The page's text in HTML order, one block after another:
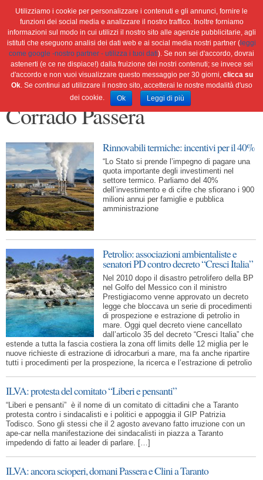
Home Ambiente Attualità
Cultura e società
Green economy
Salute Scienza&tec
Libri
Blog
Viaggi
Corrado Passera
Rinnovabili termiche: incentivi per il 40%
“Lo Stato si prende l’impegno di pagare una
quota importante degli investimenti nel
settore termico. Parliamo del 40%
dell’investimento e di cifre che sfiorano i 900
milioni annui per famiglie e pubblica
amministrazione
Petrolio: associazioni ambientaliste e
senatori PD contro decreto “Cresci Italia”
Nel 2010 dopo il disastro petrolifero della BP
nel Golfo del Messico con il ministro
Prestigiacomo venne approvato un decreto
legge che bloccava un serie di procedimenti
di prospezione e estrazione di petrolio in
mare. Oggi quel decreto viene cancellato
dall’articolo 35 del decreto “Cresci Italia” che
estende a tutta la fascia costiera la zona off limits delle 12 miglia per le
nuove richieste di estrazione di idrocarburi a mare, ma fa anche ripartire
tutti i procedimenti per la prospezione, la ricerca e l’estrazione di petrolio
ILVA: protesta del comitato “Liberi e pensanti”
“Liberi e pensanti” è il nome di un comitato di cittadini che a Taranto
protesta contro i sindacalisti e i politici e appoggia il GIP Patrizia
Todisco. Sono gli stessi che il 2 agosto avevano fatto irruzione con un
ape-car nella manifestazione dei sindacalisti in piazza a Taranto
impedendo di fatto ai leader di parlare. […]
ILVA: ancora scioperi, domani Passera e Clini a Taranto
Utilizziamo i cookie per personalizzare i contenuti e gli annunci, fornire le
funzioni dei social media e analizzare il nostro traffico. Inoltre forniamo
informazioni sul modo in cui utilizzi il nostro sito alle agenzie pubblicitarie, agli
istituti che eseguono analisi dei dati web e ai social media nostri partner ( leggi
come google -nostro partner - utilizza i tuoi dati). Se non sei d'accordo, dovrai
astenerti (e ce ne dispiace!) dalla fruizione dei nostri contenuti; se invece sei
d'accordo e non vuoi visualizzare questo messaggio per 30 giorni, clicca su
Ok. Se continui ad utilizzare il nostro sito, accetterai le nostre modalità d'uso
dei cookie.
Ok Leggi di più